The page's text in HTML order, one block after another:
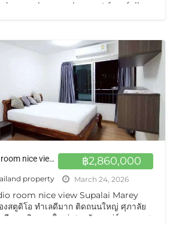
on sale very cheapest free fully
฿2,860,000
For Sale condo studio room nice view Supalai Marey Pattaya
property March 24, 2026
room nice view Supalai Marey
สตูดิโอ ทำเลดีมาก ติดถนนใหญ่ ศุภาลัย
ลดีมาก ติดถนนใหญ่ ศุภาลัยมาเร่ย์ ถนนเทพ